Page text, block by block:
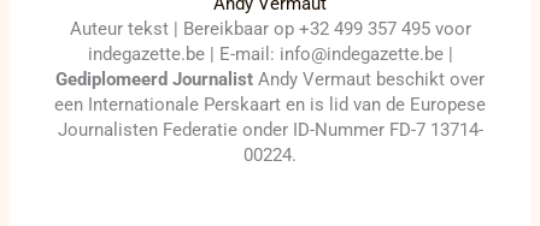
Auteur tekst | Bereikbaar op +32 499 357 495 voor
indegazette.be | E-mail: info@indegazette.be |
Gediplomeerd Journalist Andy Vermaut beschikt over
een Internationale Perskaart en is lid van de Europese
Journalisten Federatie onder ID-Nummer FD-7 13714-
00224.